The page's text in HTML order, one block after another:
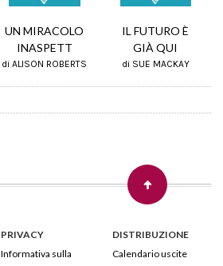
UN MIRACOLO
INASPETT
di ALISON ROBERTS
IL FUTURO È
GIÀ QUI
di SUE MACKAY
PRIVACY
Informativa sulla
DISTRIBUZIONE
Calendario uscite